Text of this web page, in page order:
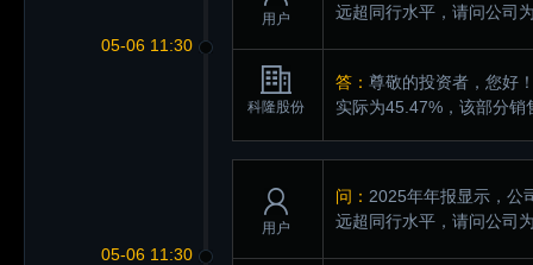
05-06 11:30
用户
远超同行水平，请问公司
科隆股份
答： 尊敬的投资者，您好
实际为45.47%，该部分
05-06 11:30
用户
问： 2025年年报显示，公
远超同行水平，请问公司